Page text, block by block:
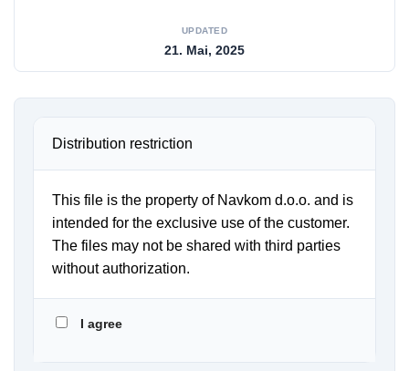
UPDATED
21. Mai, 2025
Distribution restriction
This file is the property of Navkom d.o.o. and is
intended for the exclusive use of the customer.
The files may not be shared with third parties
without authorization.
I agree